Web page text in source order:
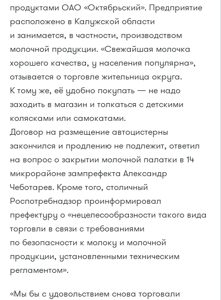
продуктами ОАО «Октябрьский». Предприятие
расположено в Калужской области
и занимается, в частности, производством
молочной продукции. «Свежайшая молочка
хорошего качества, у населения популярна»,
отзывается о торговле жительница округа.
К тому же, её удобно покупать — не надо
заходить в магазин и толкаться с детскими
колясками или самокатами.
Договор на размещение автоцистерны
закончился и продлению не подлежит, ответил
на вопрос о закрытии молочной палатки в 14
микрорайоне зампрефекта Александр
Чеботарев. Кроме того, столичный
Роспотребнадзор проинформировал
префектуру о «нецелесообразности такого вида
торговли в связи с требованиями
по безопасности к молоку и молочной
продукции, установленными техническим
регламентом».
«Мы бы с удовольствием снова торговали